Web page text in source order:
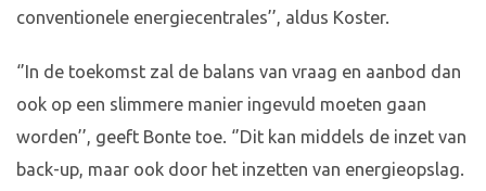
conventionele energiecentrales’’, aldus Koster.
‘’In de toekomst zal de balans van vraag en aanbod dan
ook op een slimmere manier ingevuld moeten gaan
worden’’, geeft Bonte toe. ‘’Dit kan middels de inzet van
back-up, maar ook door het inzetten van energieopslag.